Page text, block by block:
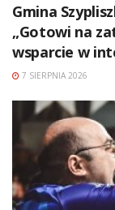
Gmina
„Gotowi na
wsparcie w
7 SIERPNIA 2026